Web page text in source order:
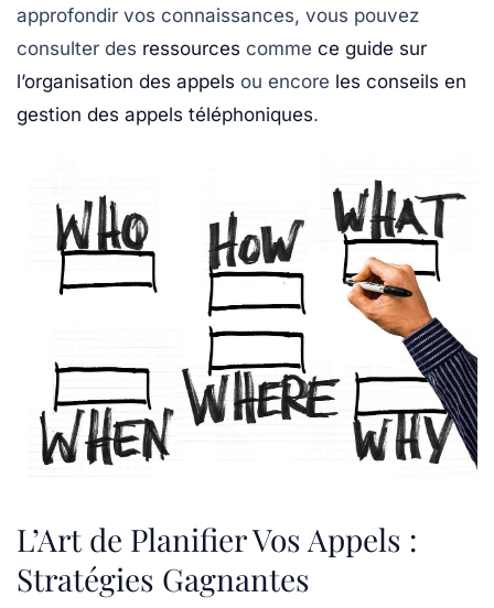
approfondir vos connaissances, vous pouvez
consulter des ressources comme ce guide sur
l’organisation des appels ou encore les conseils en
gestion des appels téléphoniques.
L’Art de Planifier Vos Appels :
Stratégies Gagnantes